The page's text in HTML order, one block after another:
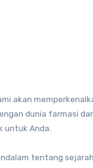
dunia farmasi
untuk Anda.
tentang